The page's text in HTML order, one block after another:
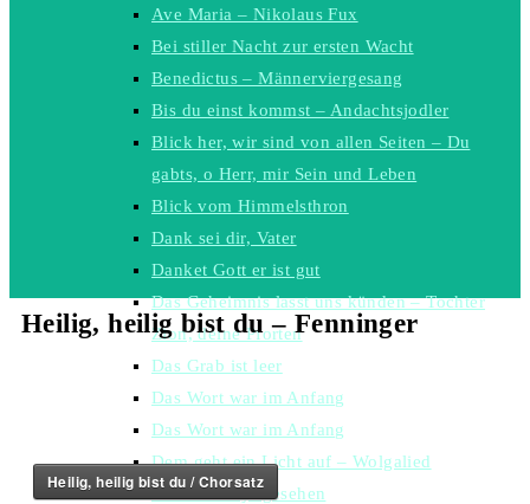
Ave Maria – Nikolaus Fux
Bei stiller Nacht zur ersten Wacht
Benedictus – Männerviergesang
Bis du einst kommst – Andachtsjodler
Blick her, wir sind von allen Seiten – Du
gabts, o Herr, mir Sein und Leben
Blick vom Himmelsthron
Dank sei dir, Vater
Danket Gott er ist gut
Das Geheimnis lasst uns künden – Tochter
Zion, deine Pforten
Das Grab ist leer
Das Wort war im Anfang
Das Wort war im Anfang
Dem geht ein Licht auf – Wolgalied
Den keiner je gesehen
Heilig, heilig bist du – Fenninger
Heilig, heilig bist du / Chorsatz